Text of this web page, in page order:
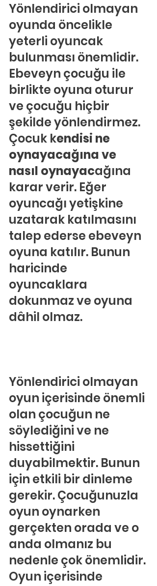
Yönlendirici olmayan
oyunda öncelikle
yeterli oyuncak
bulunması önemlidir.
Ebeveyn çocuğu ile
birlikte oyuna oturur
ve çocuğu hiçbir
şekilde yönlendirmez.
Çocuk kendisi ne
oynayacağına ve
nasıl oynayacağına
karar verir. Eğer
oyuncağı yetişkine
uzatarak katılmasını
talep ederse ebeveyn
oyuna katılır. Bunun
haricinde
oyuncaklara
dokunmaz ve oyuna
dâhil olmaz.
Yönlendirici olmayan
oyun içerisinde önemli
olan çocuğun ne
söylediğini ve ne
hissettiğini
duyabilmektir. Bunun
için etkili bir dinleme
gerekir. Çocuğunuzla
oyun oynarken
gerçekten orada ve o
anda olmanız bu
nedenle çok önemlidir.
Oyun içerisinde